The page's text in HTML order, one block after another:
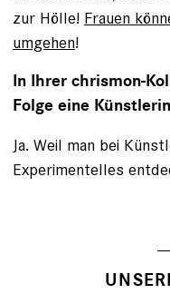
zur Hölle! Frauen
umgehen!
In Ihrer chrismon-
Folge eine
Ja. Weil man bei
Experimentelles